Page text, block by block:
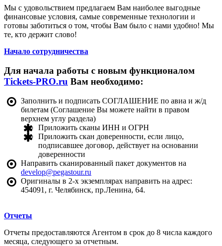
Мы с удовольствием предлагаем Вам наиболее выгодные
финансовые условия, самые современные технологии и
готовы заботиться о том, чтобы Вам было с нами удобно! Мы
те, кто держит слово!
Начало сотрудничества
Для начала работы с новым функционалом
Tickets-PRO.ru Вам необходимо:
Заполнить и подписать СОГЛАШЕНИЕ по авиа и ж/д
билетам (Соглашение Вы можете найти в правом
верхнем углу раздела)
Приложить сканы ИНН и ОГРН
Приложить скан доверенности, если лицо,
подписавшее договор, действует на основании
доверенности
Направить сканированный пакет документов на
develop@pegastour.ru
Оригиналы в 2-х экземплярах направить на адрес:
454091, г. Челябинск, пр.Ленина, 64.
Отчеты
Отчеты предоставляются Агентом в срок до 8 числа каждого
месяца, следующего за отчетным.